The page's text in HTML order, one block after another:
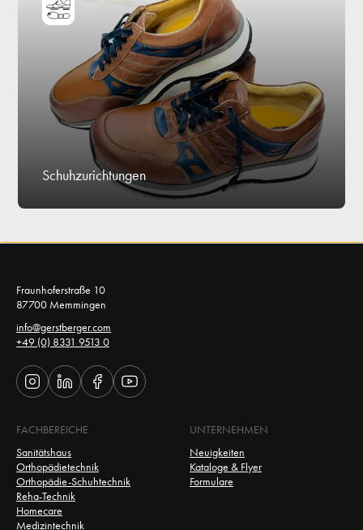
Schuhzurichtungen
Fraunhoferstraße 10
87700 Memmingen
info@gerstberger.com
+49 (0) 8331 9513 0
FACHBEREICHE
Sanitätshaus
Orthopädietechnik
Orthopädie-Schuhtechnik
Reha-Technik
Homecare
Medizintechnik
UNTERNEHMEN
Neuigkeiten
Kataloge & Flyer
Formulare